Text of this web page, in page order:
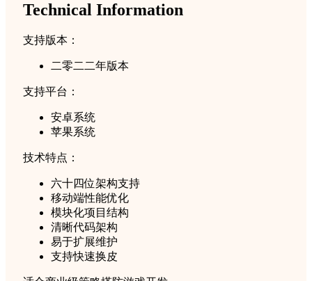
Technical Information
支持版本：
二零二二年版本
支持平台：
安卓系统
苹果系统
技术特点：
六十四位架构支持
移动端性能优化
模块化项目结构
清晰代码架构
易于扩展维护
支持快速换皮